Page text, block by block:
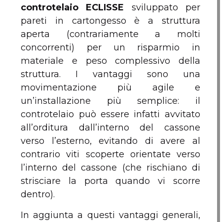
controtelaio ECLISSE sviluppato per
pareti in cartongesso è a struttura
aperta (contrariamente a molti
concorrenti) per un risparmio in
materiale e peso complessivo della
struttura. I vantaggi sono una
movimentazione più agile e
un’installazione più semplice: il
controtelaio può essere infatti avvitato
all’orditura dall’interno del cassone
verso l’esterno, evitando di avere al
contrario viti scoperte orientate verso
l’interno del cassone (che rischiano di
strisciare la porta quando vi scorre
dentro).
In aggiunta a questi vantaggi generali,